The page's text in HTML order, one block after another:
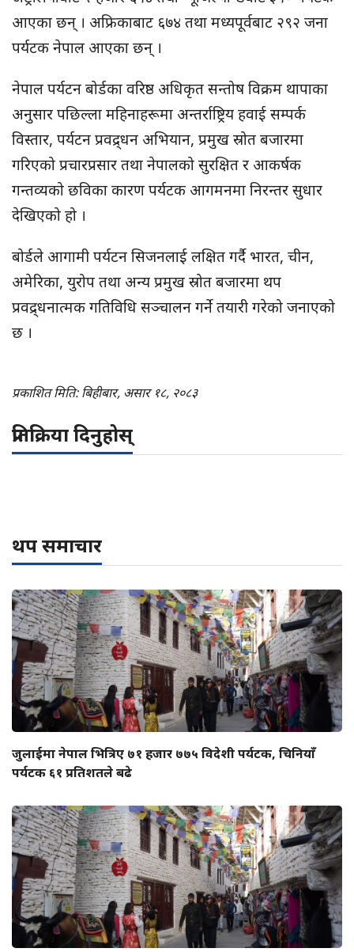
आएका छन् । अफ्रिकाबाट ६७४ तथा मध्यपूर्वबाट २९२ जना
पर्यटक नेपाल आएका छन् ।
नेपाल पर्यटन बोर्डका वरिष्ठ अधिकृत सन्तोष विक्रम थापाका
अनुसार पछिल्ला महिनाहरूमा अन्तर्राष्ट्रिय हवाई सम्पर्क
विस्तार, पर्यटन प्रवद्र्धन अभियान, प्रमुख स्रोत बजारमा
गरिएको प्रचारप्रसार तथा नेपालको सुरक्षित र आकर्षक
गन्तव्यको छविका कारण पर्यटक आगमनमा निरन्तर सुधार
देखिएको हो ।
बोर्डले आगामी पर्यटन सिजनलाई लक्षित गर्दै भारत, चीन,
अमेरिका, युरोप तथा अन्य प्रमुख स्रोत बजारमा थप
प्रवद्र्धनात्मक गतिविधि सञ्चालन गर्ने तयारी गरेको जनाएको
छ ।
प्रकाशित मिति: बिहीबार, असार १८, २०८३
प्रतिक्रिया दिनुहोस्
थप समाचार
जुलाईमा नेपाल भित्रिए ७१ हजार ७७५ विदेशी पर्यटक, चिनियाँ
पर्यटक ६१ प्रतिशतले बढे